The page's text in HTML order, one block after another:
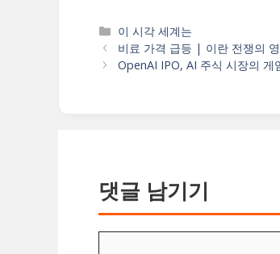
카
테
고
이 시각 세계는
비료 가격 급등 | 이란 전쟁의
OpenAI IPO, AI 주식 시장의
댓글 남기기